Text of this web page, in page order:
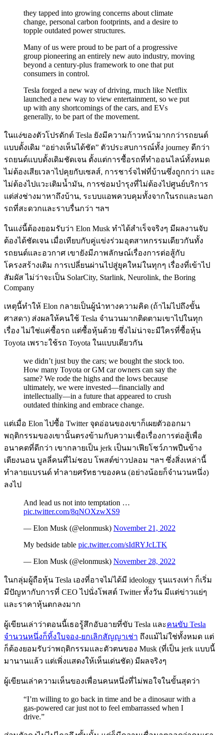
they tapped into growing concerns about climate
change, personal carbon footprints, and a desire to
topple outdated power structures.
Many of us were proud to be part of a progressive
group pioneering an entirely new auto industry, moving
beyond a century-plus framework to one that put
consumers in control.
Tesla forged a new way of driving, much like Netflix
launched a new way to view entertainment, so we put
up with any shortcomings of the cars, and EVs
generally, to be part of the movement.
ในแง่ของตัวโปรดักต์ Tesla ยังมีความก้าวหน้ามากกว่ารถยนต์
แบบดั้งเดิม “อย่างเห็นได้ชัด” ตัวประสบการณ์ทั้ง journey ดีกว่า
รถยนต์แบบดั้งเดิมชัดเจน ตั้งแต่การซื้อรถที่ทำออนไลน์ทั้งหมด
ไม่ต้องเสียเวลาไปคุยกับเซลส์, การชาร์จไฟที่บ้านซึ่งถูกกว่า และ
ไม่ต้องไปแวะเติมน้ำมัน, การซ่อมบำรุงที่ไม่ต้องไปศูนย์บริการ
แต่ส่งช่างมาหาถึงบ้าน, ระบบแอพควบคุมทั้งจากในรถและนอก
รถที่สะดวกและราบรื่นกว่า ฯลฯ
ในแง่นี้ต้องยอมรับว่า Elon Musk ทำได้สำเร็จจริงๆ มีผลงานจับ
ต้องได้ชัดเจน เมื่อเทียบกับคู่แข่งร่วมอุตสาหกรรมเดียวกันทั้ง
รถยนต์และอวกาศ เขายังมีภาพลักษณ์เรื่องการต่อสู้กับ
โครงสร้างเดิม การเปลี่ยนผ่านไปสู่ยุคใหม่ในทุกๆ เรื่องที่เข้าไป
สัมผัส ไม่ว่าจะเป็น SolarCity, Starlink, Neurolink, the Boring
Company
เหตุนี้ทำให้ Elon กลายเป็นผู้นำทางความคิด (ถ้าไม่ไปถึงขั้น
ศาสดา) ส่งผลให้คนใช้ Tesla จำนวนมากติดตามเขาไปในทุก
เรื่อง ไม่ใช่แค่ซื้อรถ แต่ซื้อหุ้นด้วย ซึ่งไม่น่าจะมีใครที่ซื้อหุ้น
Toyota เพราะใช้รถ Toyota ในแบบเดียวกัน
we didn’t just buy the cars; we bought the stock too.
How many Toyota or GM car owners can say the
same? We rode the highs and the lows because
ultimately, we were invested—financially and
intellectually—in a future that appeared to crush
outdated thinking and embrace change.
แต่เมื่อ Elon ไปซื้อ Twitter จุดอ่อนของเขาก็เผยตัวออกมา
พฤติกรรมของเขานั้นตรงข้ามกับความเชื่อเรื่องการต่อสู้เพื่อ
อนาคตที่ดีกว่า เขากลายเป็น jerk เป็นมาเฟียโชว์ภาพปืนข้าง
เตียงนอน บูลลี่คนที่ไม่ชอบ โพสต์ข่าวปลอม ฯลฯ ซึ่งสิ่งเหล่านี้
ทำลายแบรนด์ ทำลายศรัทธาของคน (อย่างน้อยก็จำนวนหนึ่ง)
ลงไป
And lead us not into temptation …
pic.twitter.com/8qNOXzwXS9
— Elon Musk (@elonmusk) November 21, 2022
My bedside table pic.twitter.com/sIdRYJcLTK
— Elon Musk (@elonmusk) November 28, 2022
ในกลุ่มผู้ถือหุ้น Tesla เองที่อาจไม่ได้มี ideology รุนแรงเท่า ก็เริ่ม
มีปัญหากับการที่ CEO ไปนั่งโพสต์ Twitter ทั้งวัน มีแต่ข่าวแย่ๆ
และราคาหุ้นตกลงมาก
ผู้เขียนเล่าว่าตอนนี้เธอรู้สึกอับอายที่ขับ Tesla และคนขับ Tesla
จำนวนหนึ่งก็ทิ้งใบจอง-ยกเลิกสัญญาเช่า ถึงแม้ไม่ใช่ทั้งหมด แต่
ก็ต้องยอมรับว่าพฤติกรรมและตัวตนของ Musk (ที่เป็น jerk แบบนี้
มานานแล้ว แต่เพิ่งแสดงให้เห็นเด่นชัด) มีผลจริงๆ
ผู้เขียนเล่าความเห็นของเพื่อนคนหนึ่งที่ไม่พอใจในขั้นสุดว่า
“I’m willing to go back in time and be a dinosaur with a
gas-powered car just not to feel embarrassed when I
drive.”